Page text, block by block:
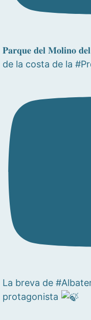
𝐏𝐚𝐫𝐪𝐮𝐞 𝐝𝐞𝐥 𝐌𝐨𝐥𝐢𝐧𝐨
de la costa de la
La breva de
protagonista